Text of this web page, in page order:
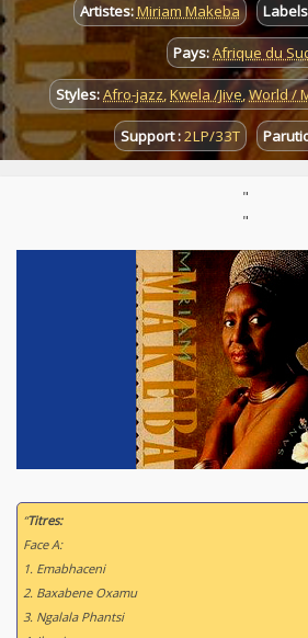
Artistes:Miriam Makeba
Pays:Afrique du
Styles:Afro-jazz,Kwela /Jive,World /
Support :2LP/33T
"
"
“Titres:
Face A:
1. Emabhaceni
2. Baxabene Oxamu
3. Ngalala Phantsi